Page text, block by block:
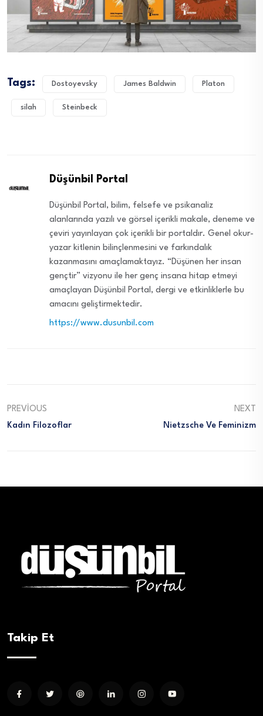
Tags: Dostoyevsky James Baldwin Platon
silah Steinbeck
Düşünbil Portal
Düşünbil Portal, bilim, felsefe ve psikanaliz
alanlarında yazılı ve görsel içerikli makale, deneme ve
çeviri yayınlayan çok içerikli bir portaldır. Genel okur-
yazar kitlenin bilinçlenmesini ve farkındalık
kazanmasını amaçlamaktayız. “Düşünen her insan
gençtir” vizyonu ile her genç insana hitap etmeyi
amaçlayan Düşünbil Portal, dergi ve etkinliklerle bu
amacını geliştirmektedir.
https://www.dusunbil.com
PREVIOUS
Kadın Filozoflar
NEXT
Nietzsche Ve Feminizm
Takip Et